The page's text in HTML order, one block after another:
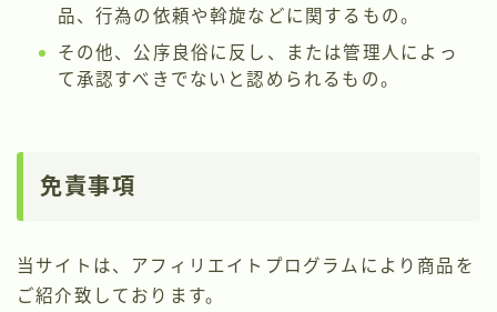
品、行為の依頼や斡旋などに関するもの。
その他、公序良俗に反し、または管理人によっ
て承認すべきでないと認められるもの。
免責事項
当サイトは、アフィリエイトプログラムにより商品を
ご紹介致しております。